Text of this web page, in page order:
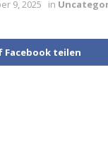
9, 2025 in
Facebook teilen